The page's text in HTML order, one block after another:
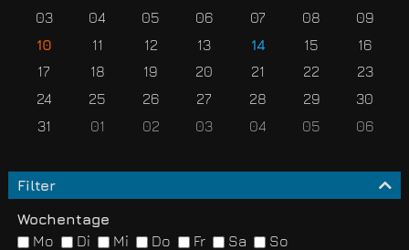
03
04 05 06 07 08
09
10
11 12 13 14 15
16
17
18 19 20 21 22
23
24
25 26 27 28 29
30
31
01 02 03 04 05 06
Filter
Wochentage
Mo
Di Mi Do Fr Sa So